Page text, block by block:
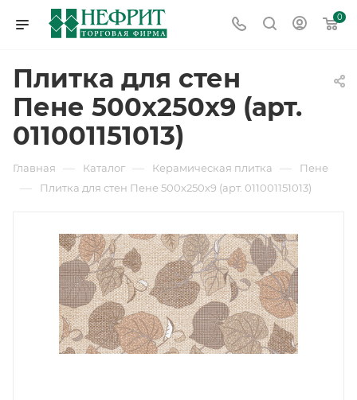
0
Плитка для стен
Пене 500х250х9 (арт.
011001151013)
Главная — Каталог — Керамическая плитка — Пене
— Плитка для стен Пене 500х250х9 (арт. 011001151013)